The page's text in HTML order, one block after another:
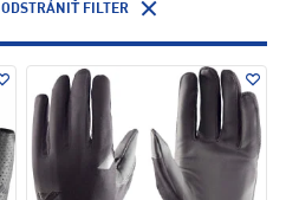
ODSTRÁNIŤ FILTER